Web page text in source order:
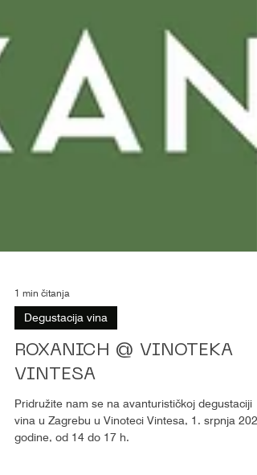
1 min čitanja
Degustacija vina
ROXANICH @ VINOTEKA
VINTESA